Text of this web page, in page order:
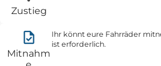
Zustieg
Mitnahm
Ihr könnt eure Fahrräder
ist erforderlich.